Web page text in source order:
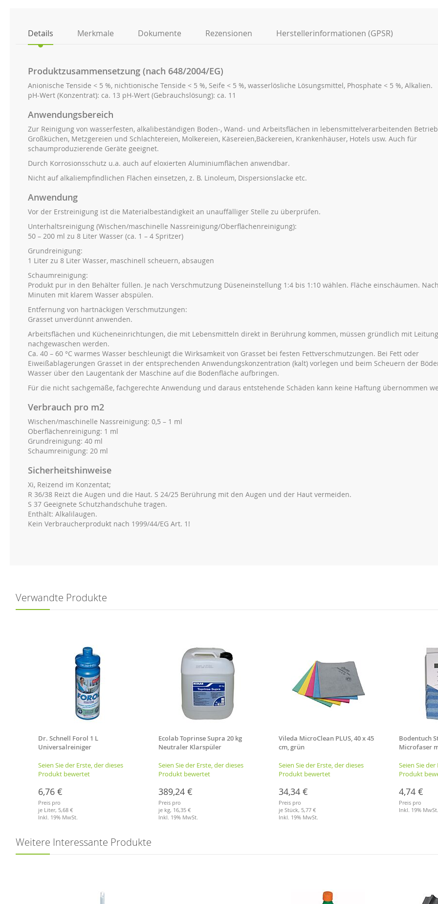
Details
Produktzusammensetzung (nach 648/2004/EG)
Anionische Tenside < 5 %, nichtionische Tenside < 5 %, Seife < 5 %, wasserlösliche Lösungsmittel, Phosphate < 5 %, Alkalien.
pH-Wert (Konzentrat): ca. 13 pH-Wert (Gebrauchslösung): ca. 11
Anwendungsbereich
Zur Reinigung von wasserfesten, alkalibeständigen Boden-, Wand- und Arbeitsflächen in lebensmittelverarbeitenden
Großküchen, Metzgereien und Schlachtereien, Molkereien, Käsereien,Bäckereien, Krankenhäuser, Hotels usw. Auch für
schaumproduzierende Geräte geeignet.
Durch Korrosionsschutz u.a. auch auf eloxierten Aluminiumflächen anwendbar.
Nicht auf alkaliempfindlichen Flächen einsetzen, z. B. Linoleum, Dispersionslacke etc.
Anwendung
Vor der Erstreinigung ist die Materialbeständigkeit an unauffälliger Stelle zu überprüfen.
Unterhaltsreinigung (Wischen/maschinelle Nassreinigung/Oberflächenreinigung):
50 – 200 ml zu 8 Liter Wasser (ca. 1 – 4 Spritzer)
Grundreinigung:
1 Liter zu 8 Liter Wasser, maschinell scheuern, absaugen
Schaumreinigung:
Produkt pur in den Behälter füllen. Je nach Verschmutzung Düseneinstellung 1:4 bis 1:10 wählen. Fläche einschäumen.
Minuten mit klarem Wasser abspülen.
Entfernung von hartnäckigen Verschmutzungen:
Grasset unverdünnt anwenden.
Arbeitsflächen und Kücheneinrichtungen, die mit Lebensmitteln direkt in Berührung kommen, müssen gründlich mit
nachgewaschen werden.
Ca. 40 – 60 °C warmes Wasser beschleunigt die Wirksamkeit von Grasset bei festen Fettverschmutzungen. Bei Fett oder
Eiweißablagerungen Grasset in der entsprechenden Anwendungskonzentration (kalt) vorlegen und beim Scheuern der
Wasser über den Laugentank der Maschine auf die Bodenfläche aufbringen.
Für die nicht sachgemäße, fachgerechte Anwendung und daraus entstehende Schäden kann keine Haftung übernommen
Verbrauch pro m2
Wischen/maschinelle Nassreinigung: 0,5 – 1 ml
Oberflächenreinigung: 1 ml
Grundreinigung: 40 ml
Schaumreinigung: 20 ml
Sicherheitshinweise
Xi, Reizend im Konzentat;
R 36/38 Reizt die Augen und die Haut. S 24/25 Berührung mit den Augen und der Haut vermeiden.
S 37 Geeignete Schutzhandschuhe tragen.
Enthält: Alkalilaugen.
Kein Verbraucherprodukt nach 1999/44/EG Art. 1!
Merkmale Dokumente Rezensionen Herstellerinformationen (GPSR)
Verwandte Produkte
Dr. Schnell Forol 1 L
Universalreiniger
Seien Sie der Erste, der dieses
Produkt bewertet
6,76 €
Preis pro
je Liter,5,68 €
Inkl. 19% MwSt.
Ecolab Toprinse Supra 20 kg
Neutraler Klarspüler
Seien Sie der Erste, der dieses
Produkt bewertet
389,24 €
Preis pro
je kg, 16,35 €
Inkl. 19% MwSt.
Vileda MicroClean PLUS, 40 x 45
cm, grün
Seien Sie der Erste, der dieses
Produkt bewertet
34,34 €
Preis pro
je Stück, 5,77 €
Inkl. 19% MwSt.
Bodentuch
Microfaser
Seien Sie
Produkt
4,74 €
Preis pro
Inkl. 19% MwSt.
Weitere Interessante Produkte